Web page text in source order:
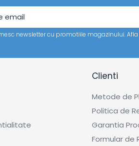
newsletter cu promotiile magazinului.
Clienti
Metode de
Politica de
Garantia
Formular de